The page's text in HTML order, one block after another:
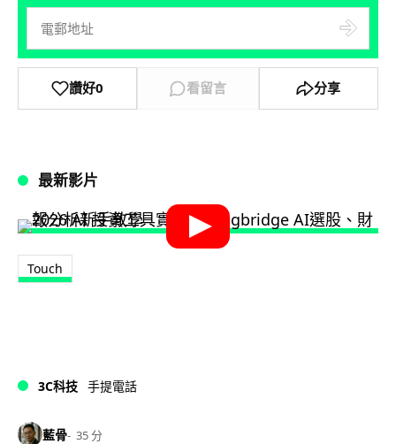
讚好0 看留言 分享
最新影片
Touch
3C科技 手提電話
藍骨 35 分